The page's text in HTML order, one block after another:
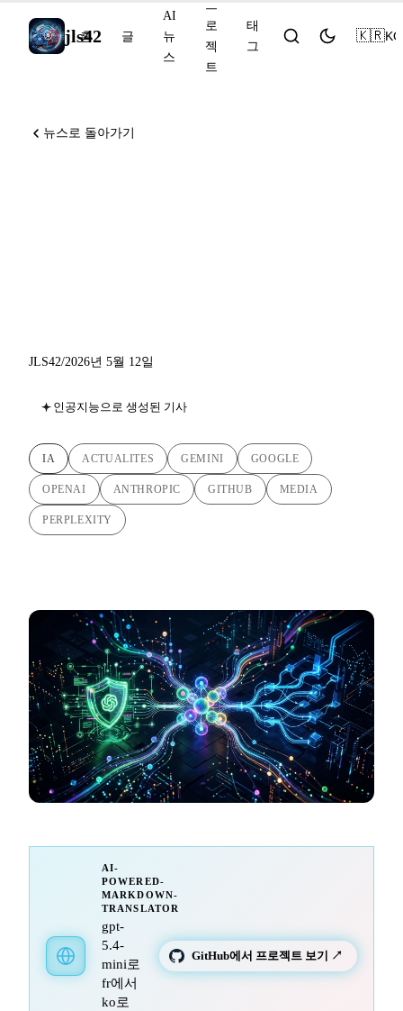
jls42
홈 글
AI
뉴
스
프
로
젝
트
태
그
🇰🇷KO
뉴스로 돌아가기
JLS42/2026년 5월 12일
인공지능으로 생성된 기사
IA ACTUALITES GEMINI GOOGLE
OPENAI ANTHROPIC GITHUB MEDIA
PERPLEXITY
AI-
POWERED-
MARKDOWN-
TRANSLATOR
gpt-
5.4-
mini로
fr에서
ko로
GitHub에서 프로젝트 보기 ↗